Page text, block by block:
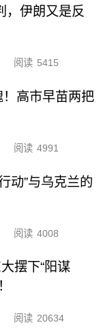
，伊朗又是反
阅读 5415
高市早苗两把
阅读 4991
动”与乌克兰的
阅读 4008
摆下“阳谋
阅读 20634